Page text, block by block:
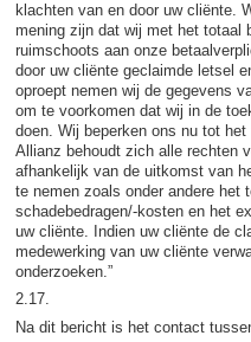
klachten van en door uw cliënte.
mening zijn dat wij met het totaal
ruimschoots aan onze
door uw cliënte geclaimde letsel
oproept nemen wij de gegevens
om te voorkomen dat wij in de
doen. Wij beperken ons nu tot
Allianz behoudt zich alle rechten
afhankelijk van de uitkomst van
te nemen zoals onder andere het
schadebedragen/-kosten en het
uw cliënte. Indien uw cliënte de
medewerking van uw cliënte
onderzoeken.”
2.17.
Na dit bericht is het contact